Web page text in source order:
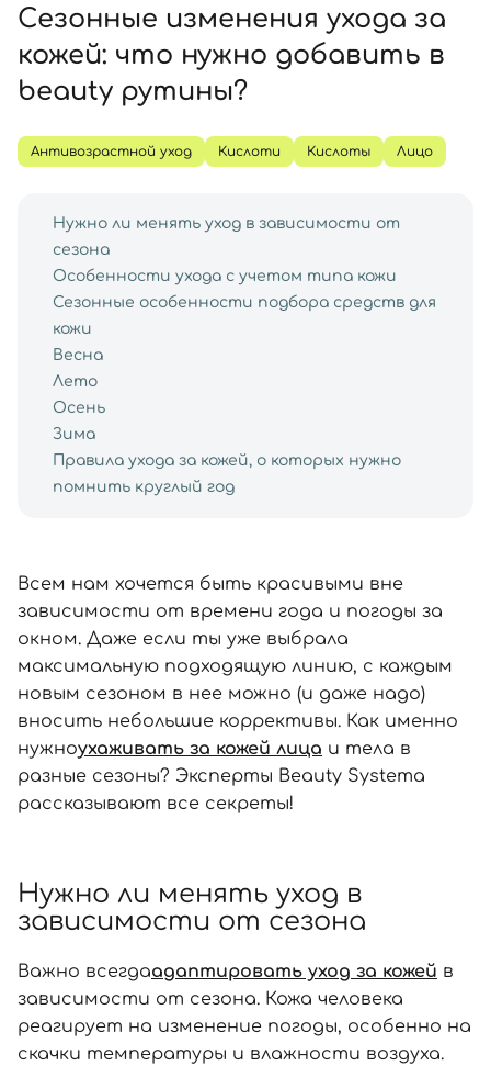
Кремы для тела с SPF
Карбокситерапия
Автозагар
Шея и декольте
Для мужчин
Специальный уход
Для детей
Дезодоранты
Интимный уход
Антивозрастной уход Кислоти Кислоты Лицо
Нужно ли менять уход в зависимости от
сезона
Особенности ухода с учетом типа кожи
Сезонные особенности подбора средств для
кожи
Весна
Лето
Осень
Зима
Правила ухода за кожей, о которых нужно
помнить круглый год
Сезонные изменения ухода за
кожей: что нужно добавить в
beauty рутины?
Всем нам хочется быть красивыми вне
зависимости от времени года и погоды за
окном. Даже если ты уже выбрала
максимальную подходящую линию, с каждым
новым сезоном в нее можно (и даже надо)
вносить небольшие коррективы. Как именно
нужноухаживать за кожей лица и тела в
разные сезоны? Эксперты Beauty Systema
рассказывают все секреты!
Нужно ли менять уход в
зависимости от сезона
Важно всегдаадаптировать уход за кожей в
зависимости от сезона. Кожа человека
реагирует на изменение погоды, особенно на
скачки температуры и влажности воздуха.